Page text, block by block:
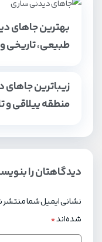
بهترین جاهای
طبیعی، تاریخی
منطقه ییلاقی و
دیدگاهتان را
نشانی ایمیل شما
شده‌اند*